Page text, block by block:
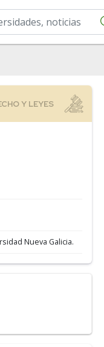
Nueva Galicia.